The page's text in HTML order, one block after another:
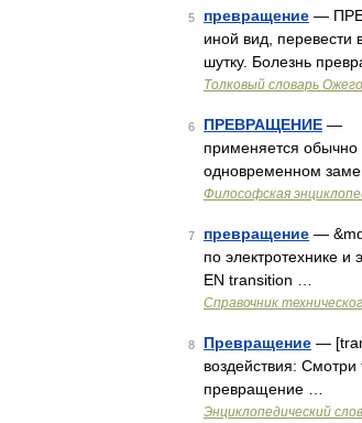
5 превращение —
иной вид, перевести
шутку. Болезнь
Толковый словарь
6 ПРЕВРАЩЕНИЕ —
применяется обычно
одновременном
Философская
7 превращение —
по электротехнике и
EN transition …
Справочник
8 Превращение —
воздействия:
превращение …
Энциклопедический